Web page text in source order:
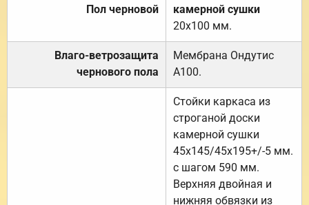
Пол черновой
камерной сушки
20х100 мм.
Влаго-ветрозащита
чернового пола
Мембрана Ондутис
А100.
Стойки каркаса из
строганой доски
камерной сушки
45х145/45х195+/-5 мм.
с шагом 590 мм.
Верхняя двойная и
нижняя обвязки из